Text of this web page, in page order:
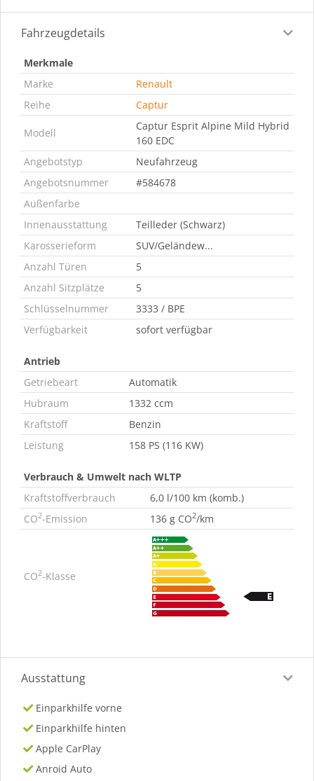
Fahrzeugdetails
Merkmale
Marke
Renault
Reihe
Captur
Modell
Captur Esprit Alpine Mild Hybrid
160 EDC
Angebotstyp
Neufahrzeug
Angebotsnummer
#584678
Außenfarbe
Innenausstattung
Teilleder (Schwarz)
Karosserieform
SUV/Geländew...
Anzahl Türen
5
Anzahl Sitzplätze
5
Schlüsselnummer
3333 / BPE
Verfügbarkeit
sofort verfügbar
Antrieb
Getriebeart
Automatik
Hubraum
1332 ccm
Kraftstoff
Benzin
Leistung
158 PS (116 KW)
Verbrauch & Umwelt nach WLTP
Kraftstoffverbrauch
6,0 l/100 km (komb.)
CO2-Emission 136 g CO2/km
CO2-Klasse
Ausstattung
Einparkhilfe vorne
Einparkhilfe hinten
Apple CarPlay
Anroid Auto